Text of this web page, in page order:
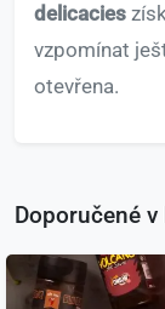
delicacies
vzpomínat
otevřena.
Doporučené